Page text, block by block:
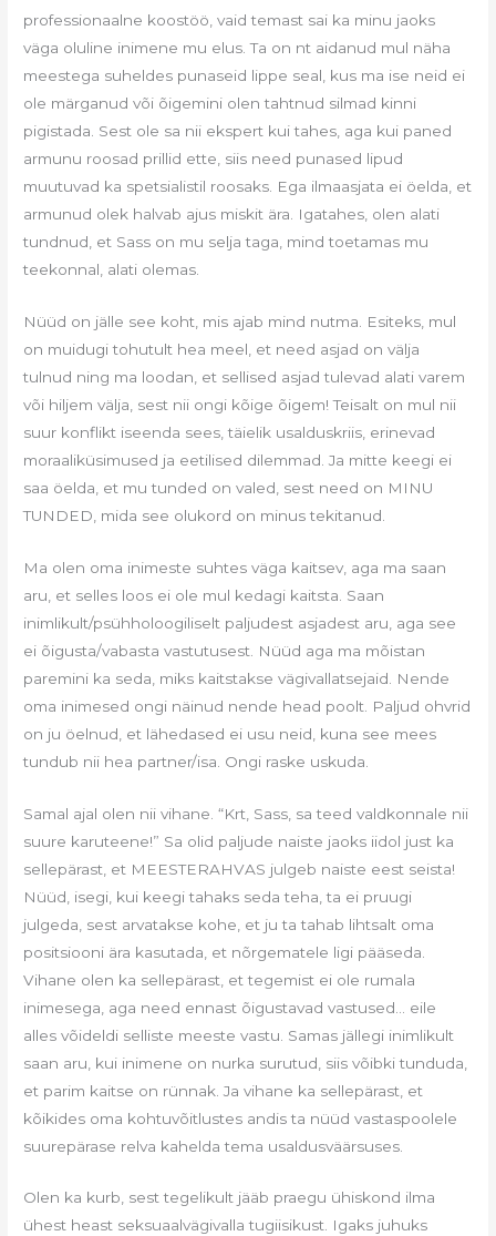
professionaalne koostöö, vaid temast sai ka minu jaoks
väga oluline inimene mu elus. Ta on nt aidanud mul näha
meestega suheldes punaseid lippe seal, kus ma ise neid ei
ole märganud või õigemini olen tahtnud silmad kinni
pigistada. Sest ole sa nii ekspert kui tahes, aga kui paned
armunu roosad prillid ette, siis need punased lipud
muutuvad ka spetsialistil roosaks. Ega ilmaasjata ei öelda, et
armunud olek halvab ajus miskit ära. Igatahes, olen alati
tundnud, et Sass on mu selja taga, mind toetamas mu
teekonnal, alati olemas.
Nüüd on jälle see koht, mis ajab mind nutma. Esiteks, mul
on muidugi tohutult hea meel, et need asjad on välja
tulnud ning ma loodan, et sellised asjad tulevad alati varem
või hiljem välja, sest nii ongi kõige õigem! Teisalt on mul nii
suur konflikt iseenda sees, täielik usalduskriis, erinevad
moraaliküsimused ja eetilised dilemmad. Ja mitte keegi ei
saa öelda, et mu tunded on valed, sest need on MINU
TUNDED, mida see olukord on minus tekitanud.
Ma olen oma inimeste suhtes väga kaitsev, aga ma saan
aru, et selles loos ei ole mul kedagi kaitsta. Saan
inimlikult/psühholoogiliselt paljudest asjadest aru, aga see
ei õigusta/vabasta vastutusest. Nüüd aga ma mõistan
paremini ka seda, miks kaitstakse vägivallatsejaid. Nende
oma inimesed ongi näinud nende head poolt. Paljud ohvrid
on ju öelnud, et lähedased ei usu neid, kuna see mees
tundub nii hea partner/isa. Ongi raske uskuda.
Samal ajal olen nii vihane. “Krt, Sass, sa teed valdkonnale nii
suure karuteene!” Sa olid paljude naiste jaoks iidol just ka
sellepärast, et MEESTERAHVAS julgeb naiste eest seista!
Nüüd, isegi, kui keegi tahaks seda teha, ta ei pruugi
julgeda, sest arvatakse kohe, et ju ta tahab lihtsalt oma
positsiooni ära kasutada, et nõrgematele ligi pääseda.
Vihane olen ka sellepärast, et tegemist ei ole rumala
inimesega, aga need ennast õigustavad vastused… eile
alles võideldi selliste meeste vastu. Samas jällegi inimlikult
saan aru, kui inimene on nurka surutud, siis võibki tunduda,
et parim kaitse on rünnak. Ja vihane ka sellepärast, et
kõikides oma kohtuvõitlustes andis ta nüüd vastaspoolele
suurepärase relva kahelda tema usaldusväärsuses.
Olen ka kurb, sest tegelikult jääb praegu ühiskond ilma
ühest heast seksuaalvägivalla tugiisikust. Igaks juhuks